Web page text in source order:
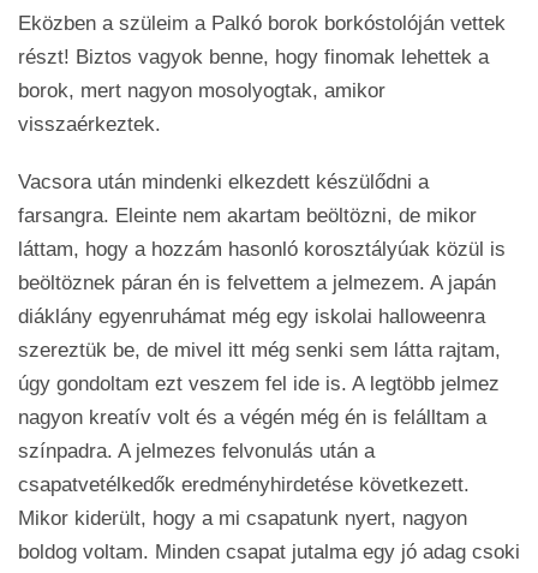
Eközben a szüleim a Palkó borok borkóstolóján vettek
részt! Biztos vagyok benne, hogy finomak lehettek a
borok, mert nagyon mosolyogtak, amikor
visszaérkeztek.
Vacsora után mindenki elkezdett készülődni a
farsangra. Eleinte nem akartam beöltözni, de mikor
láttam, hogy a hozzám hasonló korosztályúak közül is
beöltöznek páran én is felvettem a jelmezem. A japán
diáklány egyenruhámat még egy iskolai halloweenra
szereztük be, de mivel itt még senki sem látta rajtam,
úgy gondoltam ezt veszem fel ide is. A legtöbb jelmez
nagyon kreatív volt és a végén még én is felálltam a
színpadra. A jelmezes felvonulás után a
csapatvetélkedők eredményhirdetése következett.
Mikor kiderült, hogy a mi csapatunk nyert, nagyon
boldog voltam. Minden csapat jutalma egy jó adag csoki